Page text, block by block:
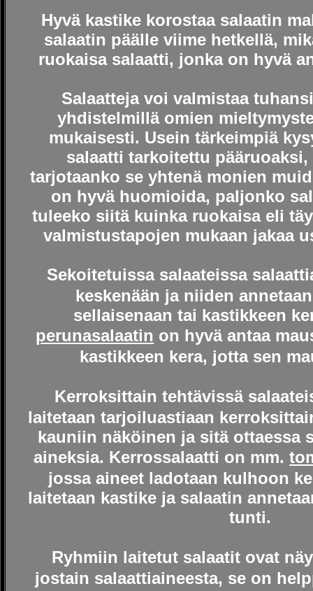
Hyvä kastike korostaa salaatin
salaatin päälle viime hetkellä,
ruokaisa salaatti, jonka on hyvä
Salaatteja voi valmistaa
yhdistelmillä omien
mukaisesti. Usein tärkeimpiä
salaatti tarkoitettu
tarjotaanko se yhtenä monien
on hyvä huomioida, paljonko
tuleeko siitä kuinka ruokaisa eli
valmistustapojen mukaan jakaa
Sekoitetuissasalaateissa
keskenään ja niiden
sellaisenaan tai kastikkeen
perunasalaatin on hyvä antaa
kastikkeen kera, jotta sen
Kerroksittain tehtävissä
laitetaan tarjoiluastiaan
kauniin näköinen ja sitä ottaessa
aineksia. Kerrossalaatti on mm.
jossa aineet ladotaan kulhoon
laitetaan kastike ja salaatin
tunti.
Ryhmiin laitetut salaatitovat
jostain salaattiaineesta, se on